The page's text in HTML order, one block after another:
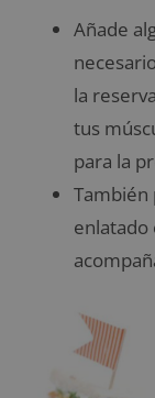
Añade
la
tus
para la
También
enlatado